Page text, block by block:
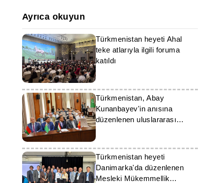
Ayrıca okuyun
Türkmenistan heyeti Ahal
teke atlarıyla ilgili foruma
katıldı
Türkmenistan, Abay
Kunanbayev'in anısına
düzenlenen uluslararası
konferansa katıldı
Türkmenistan heyeti
Danimarka'da düzenlenen
Mesleki Mükemmellik